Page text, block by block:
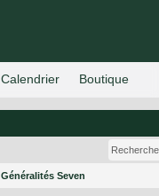
Généralités Seven